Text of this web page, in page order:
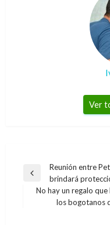
Ver
Navegación
entradas
Entrada
anterior
Reunión entre
brindará
Entrada
No hay un regalo
los bogotanos